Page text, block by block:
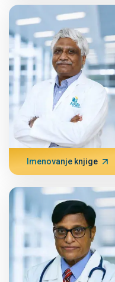
Imenovanje knjige